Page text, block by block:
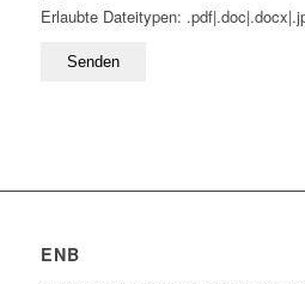
Erlaubte Dateitypen:
ENB